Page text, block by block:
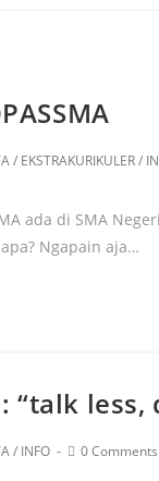
/ EKSTRAKURIKULER/
ada di SMA
Ngapain aja…
: “talk
/ INFO 0 Comments